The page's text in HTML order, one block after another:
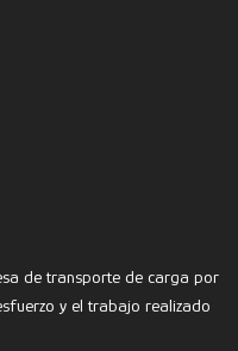
de transporte de carga por
y el trabajo realizado